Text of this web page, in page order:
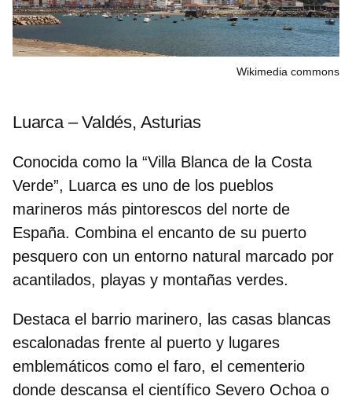
Wikimedia commons
Luarca – Valdés, Asturias
Conocida como la “Villa Blanca de la Costa
Verde”, Luarca es uno de los pueblos
marineros más pintorescos del norte de
España. Combina el encanto de su puerto
pesquero con un entorno natural marcado por
acantilados, playas y montañas verdes.
Destaca el barrio marinero, las casas blancas
escalonadas frente al puerto y lugares
emblemáticos como el faro, el cementerio
donde descansa el científico Severo Ochoa o